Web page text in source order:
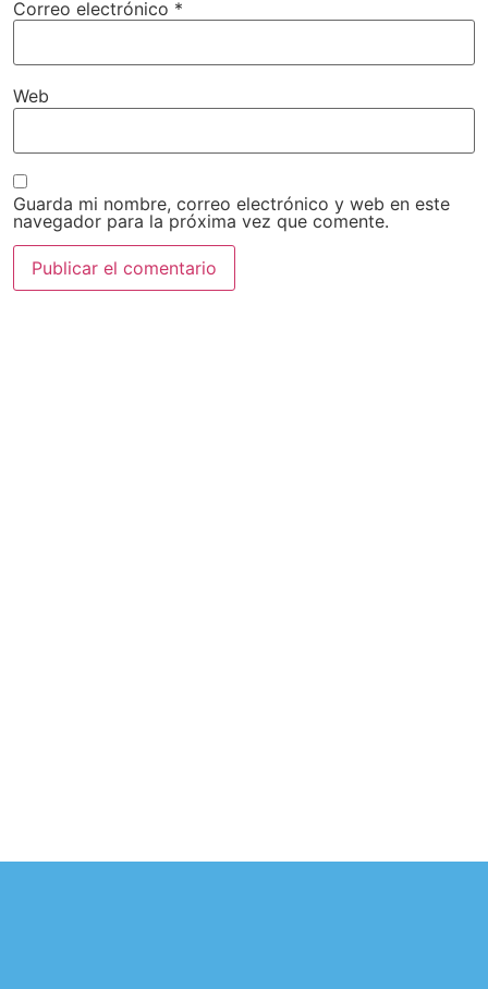
Correo electrónico *
Web
Guarda mi nombre, correo electrónico y web en este
navegador para la próxima vez que comente.